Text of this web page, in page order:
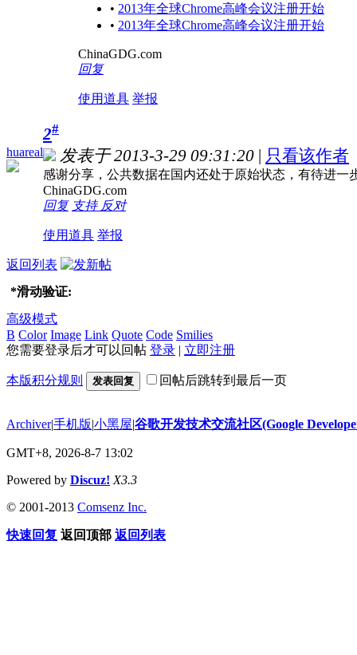
• 2013年全球Chrome高峰会议注册开始
• 2013年全球Chrome高峰会议注册开始
ChinaGDG.com
回复
使用道具 举报
huareal
2#
发表于 2013-3-29 09:31:20 | 只看该作者
感谢分享，公共数据在国内还处于原始状态，有待进一
ChinaGDG.com
回复 支持 反对
使用道具 举报
返回列表
*滑动验证:
高级模式
B Color Image Link Quote Code Smilies
您需要登录后才可以回帖 登录 | 立即注册
本版积分规则 发表回复 回帖后跳转到最后一页
Archiver|手机版|小黑屋|谷歌开发技术交流社区(Google
GMT+8, 2026-8-7 13:02
Powered by Discuz! X3.3
© 2001-2013 Comsenz Inc.
快速回复 返回顶部 返回列表